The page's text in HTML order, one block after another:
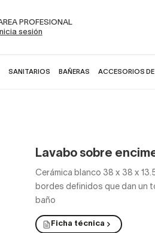
PROFESIONAL
Inicia sesión
SANITARIOS BAÑERAS ACCESORIOS
Lavabo sobre
Cerámica blanco 38 x 38 x
bordes definidos que dan un
baño
Ficha técnica